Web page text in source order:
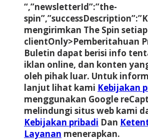
“,”newsletterId”:”the-
mengirimkan The Spin
clientOnly>Pemberitahuan
Buletin dapat berisi info
iklan online, dan konten
oleh pihak luar. Untuk
lanjut lihat kami Kebijakan
menggunakan Google
melindungi situs web kami
Kebijakan pribadi Dan
Layanan menerapkan.